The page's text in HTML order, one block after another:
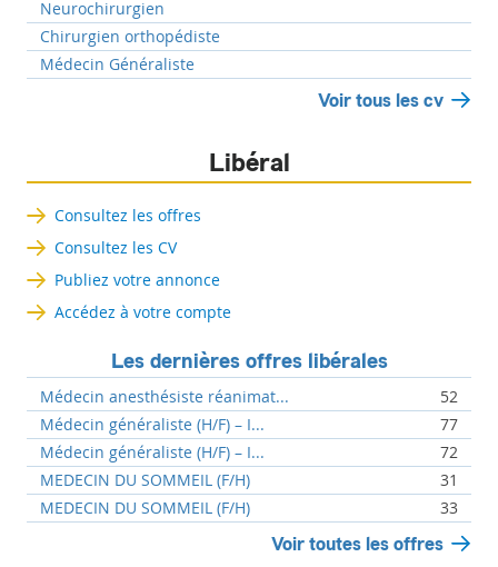
Neurochirurgien
Chirurgien orthopédiste
Médecin Généraliste
Voir tous les cv
Libéral
Consultez les offres
Consultez les CV
Publiez votre annonce
Accédez à votre compte
Les dernières offres libérales
Médecin anesthésiste réanimat...
52
Médecin généraliste (H/F) – I...
77
Médecin généraliste (H/F) – I...
72
MEDECIN DU SOMMEIL (F/H)
31
MEDECIN DU SOMMEIL (F/H)
33
Voir toutes les offres